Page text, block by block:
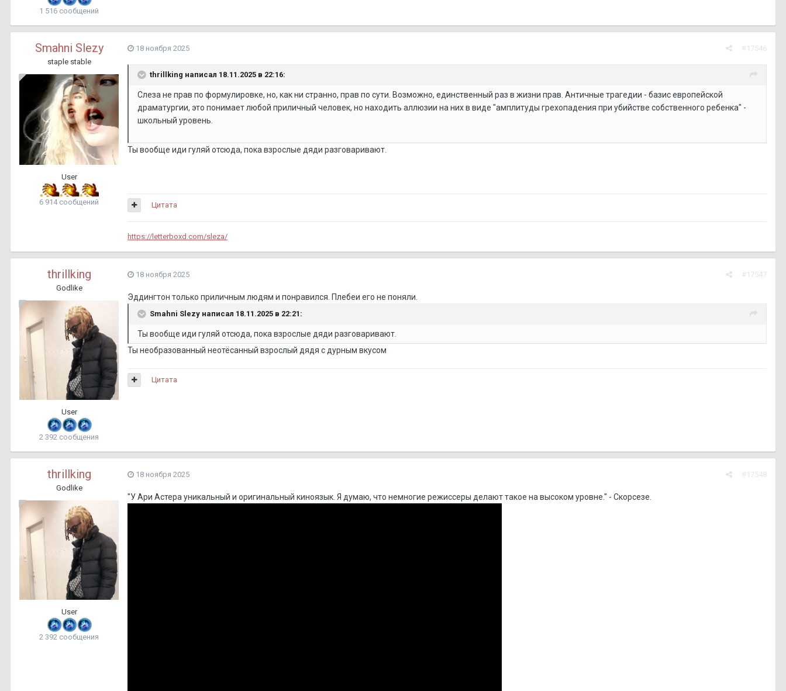
1 516 сообщений
Smahni Slezy
staple stable
User
6 914 сообщений
#17546
18 ноября 2025
thrillking написал 18.11.2025 в 22:16:
Слеза не прав по формулировке, но, как ни странно, прав по сути. Возможно, единственный раз в жизни прав. Античные трагедии - базис европейской
драматургии, это понимает любой приличный человек, но находить аллюзии на них в виде "амплитуды грехопадения при убийстве собственного ребенка" -
школьный уровень.
Ты вообще иди гуляй отсюда, пока взрослые дяди разговаривают.
Цитата
https://letterboxd.com/sleza/
thrillking
Godlike
User
2 392 сообщения
#17547
18 ноября 2025
Эддингтон только приличным людям и понравился. Плебеи его не поняли.
Smahni Slezy написал 18.11.2025 в 22:21:
Ты вообще иди гуляй отсюда, пока взрослые дяди разговаривают.
Ты необразованный неотёсанный взрослый дядя с дурным вкусом
Цитата
thrillking
Godlike
User
2 392 сообщения
#17548
18 ноября 2025
"У Ари Астера уникальный и оригинальный киноязык. Я думаю, что немногие режиссеры делают такое на высоком уровне." - Скорсезе.